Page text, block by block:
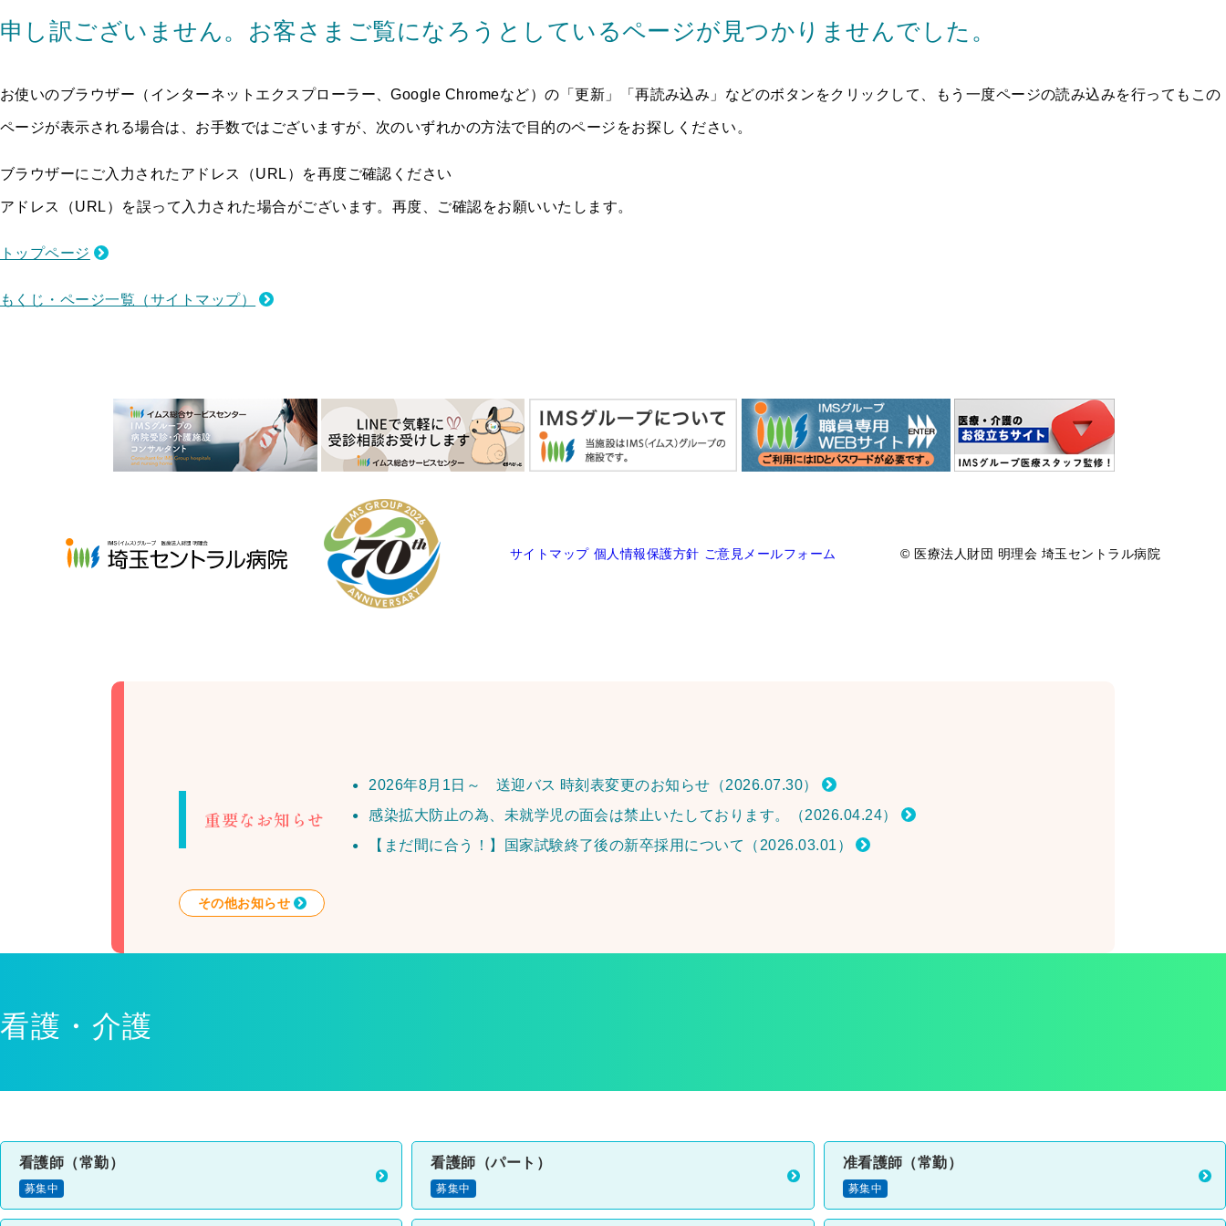
申し訳ございません。お客さまご覧になろうとしているページが見つかりませんでした。
お使いのブラウザー（インターネットエクスプローラー、Google Chromeなど）の「更新」「再読み込み」などのボタンをクリックして、もう一度ページの読み込みを行ってもこの
ページが表示される場合は、お手数ではございますが、次のいずれかの方法で目的のページをお探しください。
ブラウザーにご入力されたアドレス（URL）を再度ご確認ください
アドレス（URL）を誤って入力された場合がございます。再度、ご確認をお願いいたします。
トップページ
もくじ・ページ一覧（サイトマップ）
サイトマップ 個人情報保護方針 ご意見メールフォーム © 医療法人財団 明理会 埼玉セントラル病院
重要なお知らせ
その他お知らせ
2026年8月1日～ 送迎バス 時刻表変更のお知らせ （2026.07.30）
感染拡大防止の為、未就学児の面会は禁止いたしております。
（2026.04.24）
【まだ間に合う！】国家試験終了後の新卒採用について
（2026.03.01）
看護・介護
看護師（常勤）
募集中
看護師（パート）
募集中
准看護師（常勤）
募集中